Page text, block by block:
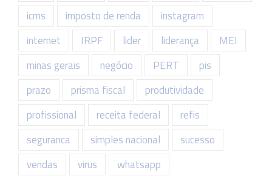
icms
imposto de renda
instagram
internet
IRPF lider liderança
MEI
minas gerais
negócio PERT
pis
prazo
prisma fiscal
produtividade
profissional
receita federal
refis
seguranca
simples nacional
sucesso
vendas
virus whatsapp